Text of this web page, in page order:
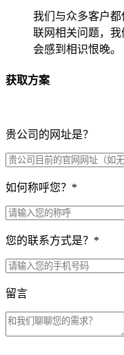
我们与众多客户
联网相关问题，
会感到相识恨晚。
获取方案
贵公司的网址是？
如何称呼您？ *
您的联系方式是？ *
留言